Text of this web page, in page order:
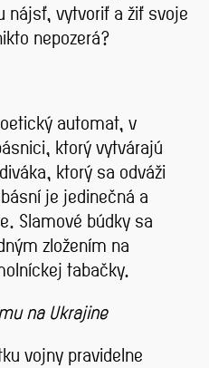
nájsť, vytvoriť a žiť svoje
nepozerá?
automat, v
ktorý vytvárajú
ktorý sa odváži
je jedinečná a
Slamové búdky sa
zložením na
tabačky.
na Ukrajine
vojny pravidelne